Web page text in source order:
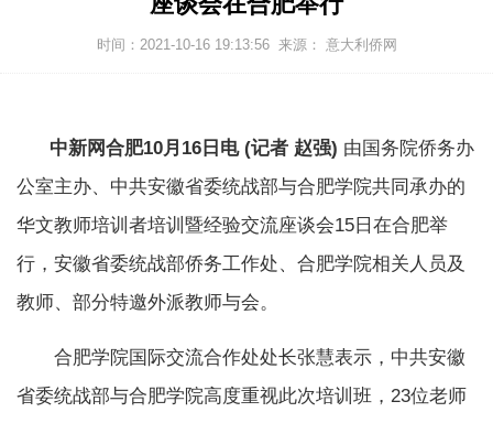
时间：2021-10-16 19:13:56 来源： 意大利侨网
中新网合肥10月16日电 (记者 赵强) 由国务院侨务办
公室主办、中共安徽省委统战部与合肥学院共同承办的
华文教师培训者培训暨经验交流座谈会15日在合肥举
行，安徽省委统战部侨务工作处、合肥学院相关人员及
教师、部分特邀外派教师与会。
合肥学院国际交流合作处处长张慧表示，中共安徽
省委统战部与合肥学院高度重视此次培训班，23位老师